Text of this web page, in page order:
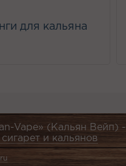
для кальяна
Vape» (Кальян Вейп) -
и кальянов